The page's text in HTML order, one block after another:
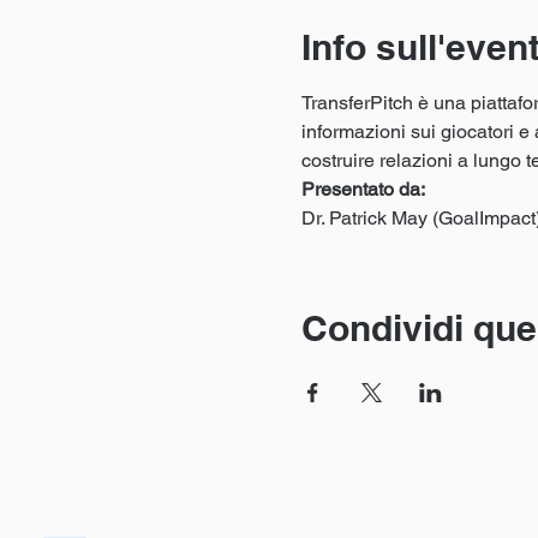
Info
TransferPitch è una
informazioni sui giocatori
costruire relazioni a lungo
Presentato da:
Dr. Patrick May
Condividi